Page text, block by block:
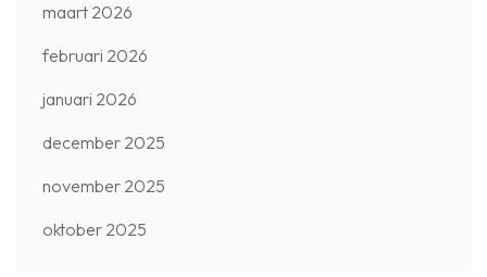
maart 2026
februari 2026
januari 2026
december 2025
november 2025
oktober 2025